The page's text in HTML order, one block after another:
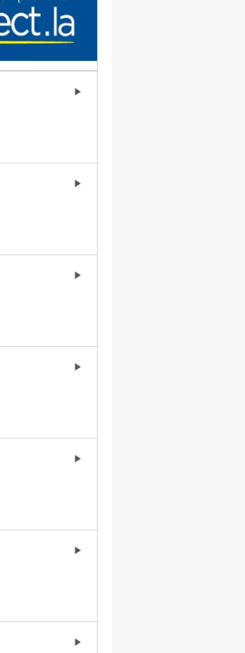
play_arrow
play_arrow
play_arrow
play_arrow
play_arrow
play_arrow
play_arrow